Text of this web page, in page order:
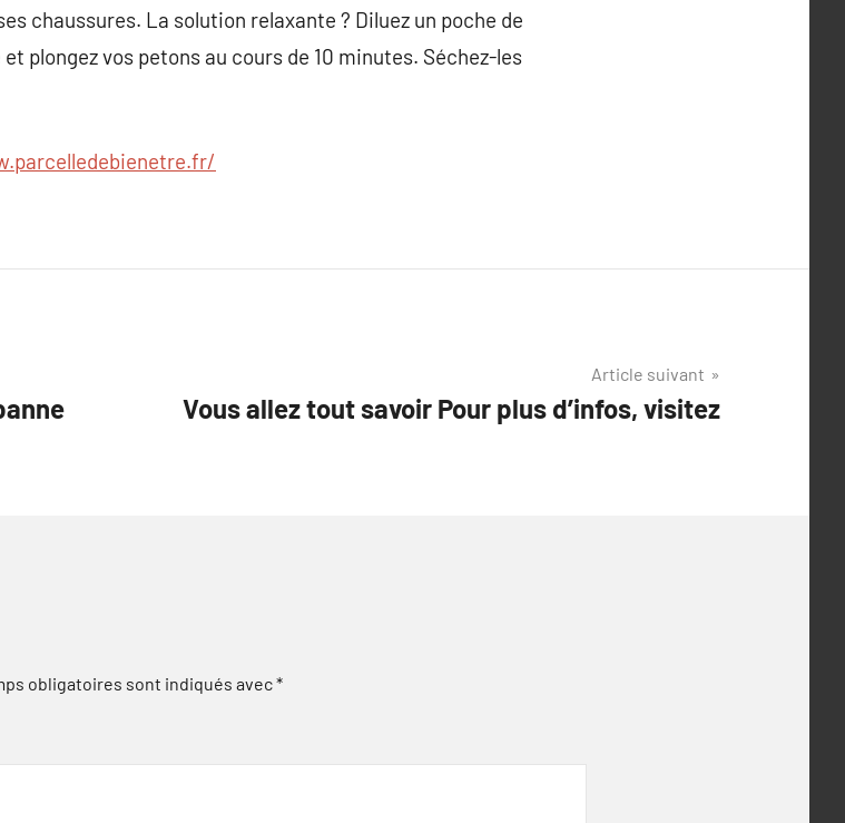
chaussures. La solution relaxante ? Diluez un poche de
plongez vos petons au cours de 10 minutes. Séchez-les
Article suivant
Vous allez tout savoir Pour plus d’infos, visitez
obligatoires sont indiqués avec*